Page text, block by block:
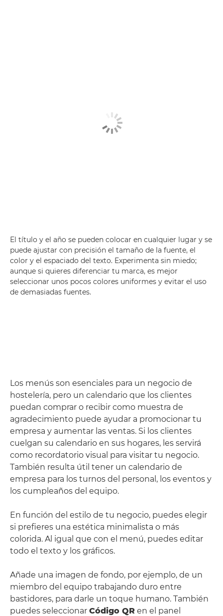
El título y el año se pueden colocar en cualquier lugar y se
puede ajustar con precisión el tamaño de la fuente, el
color y el espaciado del texto. Experimenta sin miedo;
aunque si quieres diferenciar tu marca, es mejor
seleccionar unos pocos colores uniformes y evitar el uso
de demasiadas fuentes.
Los menús son esenciales para un negocio de
hostelería, pero un calendario que los clientes
puedan comprar o recibir como muestra de
agradecimiento puede ayudar a promocionar tu
empresa y aumentar las ventas. Si los clientes
cuelgan su calendario en sus hogares, les servirá
como recordatorio visual para visitar tu negocio.
También resulta útil tener un calendario de
empresa para los turnos del personal, los eventos y
los cumpleaños del equipo.
En función del estilo de tu negocio, puedes elegir
si prefieres una estética minimalista o más
colorida. Al igual que con el menú, puedes editar
todo el texto y los gráficos.
Añade una imagen de fondo, por ejemplo, de un
miembro del equipo trabajando duro entre
bastidores, para darle un toque humano. También
puedes seleccionar Código QR en el panel